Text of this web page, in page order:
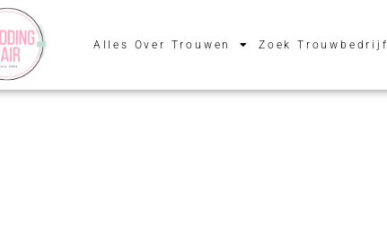
Alles Over Trouwen Zoek Trouwbedrijf